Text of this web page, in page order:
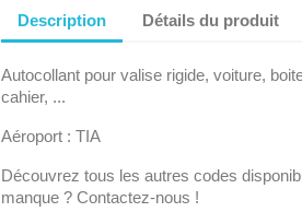
Description Détails du produit
Autocollant pour valise rigide, voiture,
cahier, ...
Aéroport : TIA
Découvrez tous les autres codes
manque ? Contactez-nous !